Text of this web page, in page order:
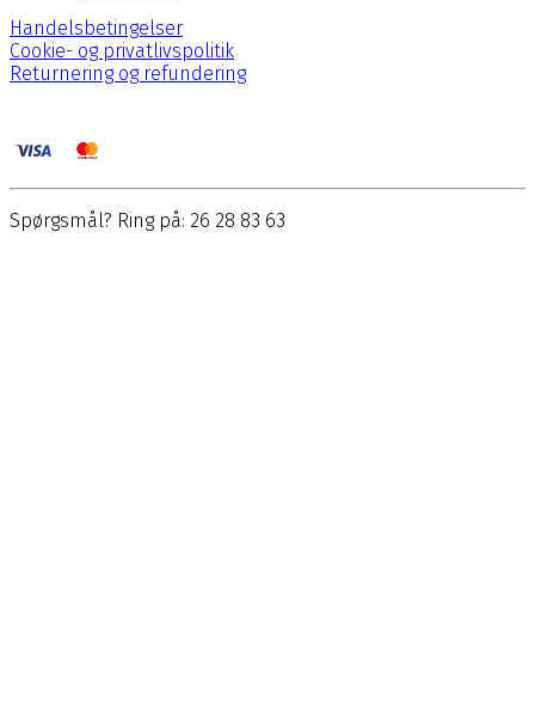
Handelsbetingelser
Cookie- og privatlivspolitik
Returnering og refundering
Spørgsmål? Ring på: 26 28 83 63